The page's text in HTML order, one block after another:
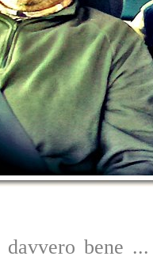
davvero bene